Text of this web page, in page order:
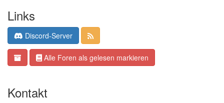
Links
Discord-Server
Alle Foren als gelesen markieren
Kontakt